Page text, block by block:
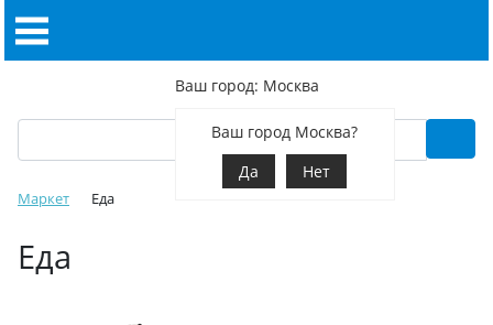
Ваш город: Москва
Ваш город Москва?
Да
Нет
Маркет Еда
Еда